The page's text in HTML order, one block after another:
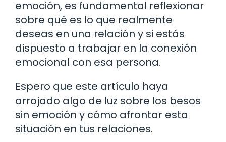
emoción, es fundamental reflexionar
sobre qué es lo que realmente
deseas en una relación y si estás
dispuesto a trabajar en la conexión
emocional con esa persona.
Espero que este artículo haya
arrojado algo de luz sobre los besos
sin emoción y cómo afrontar esta
situación en tus relaciones.